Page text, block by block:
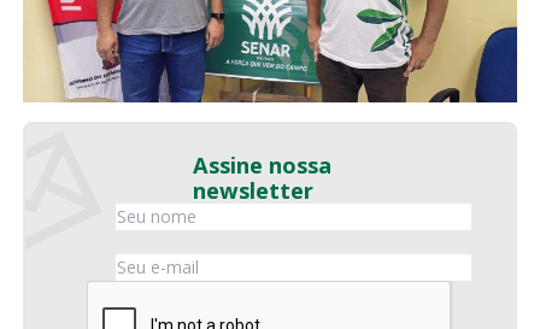
Assine nossa
newsletter